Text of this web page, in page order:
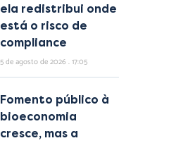
ela redistribui onde
está o risco de
compliance
5 de agosto de 2026 17:05
Fomento público à
bioeconomia
cresce, mas a